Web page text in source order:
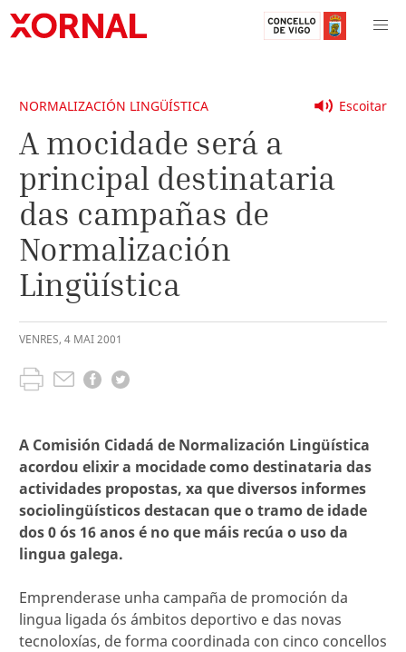
Escoitar
NORMALIZACIÓN LINGÜÍSTICA
A mocidade será a
principal destinataria
das campañas de
Normalización
Lingüística
VENRES, 4 MAI2001
A Comisión Cidadá de Normalización Lingüística
acordou elixir a mocidade como destinataria das
actividades propostas, xa que diversos informes
sociolingüísticos destacan que o tramo de idade
dos 0 ós 16 anos é no que máis recúa o uso da
lingua galega.
Emprenderase unha campaña de promoción da
lingua ligada ós ámbitos deportivo e das novas
tecnoloxías, de forma coordinada con cinco concellos